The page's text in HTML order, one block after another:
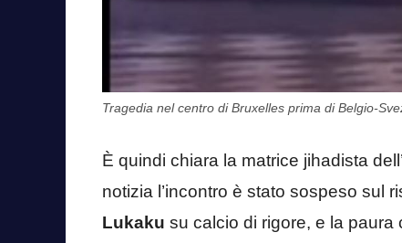
Tragedia nel centro di Bruxelles prima di Belgio-
È quindi chiara la matrice jihadista
notizia l’incontro è stato sospeso sul
Lukaku su calcio di rigore, e la paura